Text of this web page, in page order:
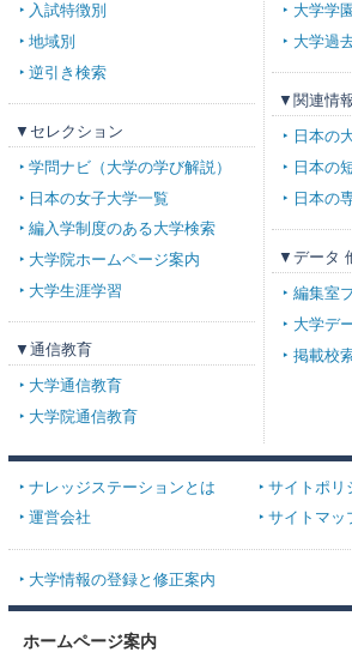
入試特徴別
地域別
逆引き検索
▼セレクション
学問ナビ（大学の学び解説）
日本の女子大学一覧
編入学制度のある大学検索
大学院ホームページ案内
大学生涯学習
▼通信教育
大学通信教育
大学院通信教育
大学学
大学過
▼関連情
日本の
日本の
日本の
▼データ
編集室
大学デ
掲載校
ナレッジステーションとは
サイトポリ
運営会社
サイトマッ
大学情報の登録と修正案内
ホームページ案内